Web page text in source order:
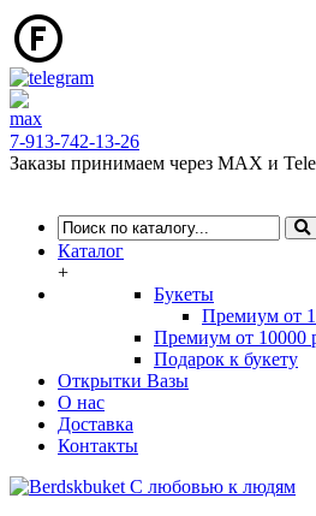
7-913-742-13-26
Заказы принимаем через MAX и
Каталог
+
Букеты
Премиум от
Премиум от 10000
Подарок к букету
Открытки Вазы
О нас
Доставка
Контакты